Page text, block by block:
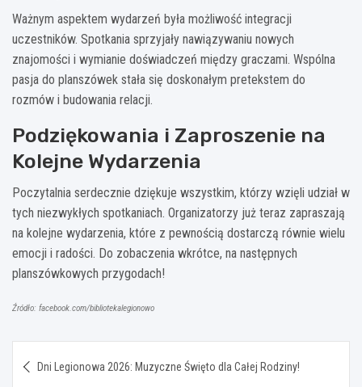
Ważnym aspektem wydarzeń była możliwość integracji
uczestników. Spotkania sprzyjały nawiązywaniu nowych
znajomości i wymianie doświadczeń między graczami. Wspólna
pasja do planszówek stała się doskonałym pretekstem do
rozmów i budowania relacji.
Podziękowania i Zaproszenie na
Kolejne Wydarzenia
Poczytalnia serdecznie dziękuje wszystkim, którzy wzięli udział w
tych niezwykłych spotkaniach. Organizatorzy już teraz zapraszają
na kolejne wydarzenia, które z pewnością dostarczą równie wielu
emocji i radości. Do zobaczenia wkrótce, na następnych
planszówkowych przygodach!
Źródło: facebook.com/bibliotekalegionowo
wpisu
Dni Legionowa 2026: Muzyczne Święto dla Całej Rodziny!